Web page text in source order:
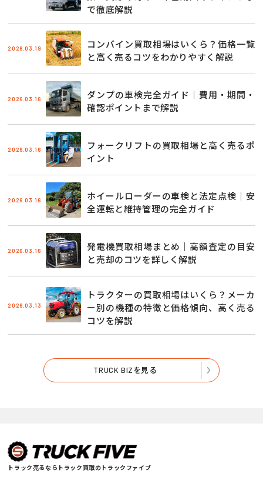
で徹底解説
2026.03.19
コンバイン買取相場はいくら？価格一覧
と高く売るコツをわかりやすく解説
2026.03.16
ダンプの車検完全ガイド｜費用・期間・
確認ポイントまで解説
2026.03.16
フォークリフトの買取相場と高く売るポ
イント
2026.03.16
ホイールローダーの車検と法定点検｜安
全運転と維持管理の完全ガイド
2026.03.16
発電機買取相場まとめ｜高額査定の目安
と売却のコツを詳しく解説
2026.03.13
トラクターの買取相場はいくら？メーカ
ー別の機種の特徴と価格傾向、高く売る
コツを解説
TRUCK BIZを見る
トラック売るならトラック買取のトラックファイブ